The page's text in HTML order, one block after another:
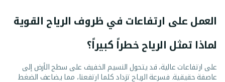
العمل على ارتفاعات في ظروف الرياح القوية
لماذا تمثل الرياح خطراً كبيراً؟
على ارتفاعات عالية، قد يتحول النسيم الخفيف على سطح الأرض إلى
عاصفة حقيقية. فسرعة الرياح تزداد كلما ارتفعنا، مما يضاعف الضغط